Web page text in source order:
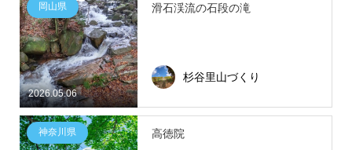
2026.05.06
岡山県 滑石渓流の石段の滝
杉谷里山づくり
神奈川県 高徳院